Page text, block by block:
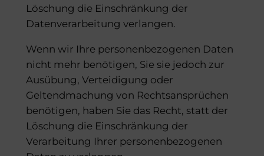
Löschung die Einschränkung der
Datenverarbeitung verlangen.
Wenn wir Ihre personenbezogenen Daten
nicht mehr benötigen, Sie sie jedoch zur
Ausübung, Verteidigung oder
Geltendmachung von Rechtsansprüchen
benötigen, haben Sie das Recht, statt der
Löschung die Einschränkung der
Verarbeitung Ihrer personenbezogenen